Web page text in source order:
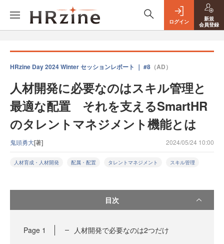
ログイン
新規
会員登録
HRzine Day 2024 Winter セッションレポート ｜ #8 （AD）
人材開発に必要なのはスキル管理と
最適な配置 それを支えるSmartHR
のタレントマネジメント機能とは
鬼頭勇大[著] 2024/05/24 10:00
人材育成・人材開発 配属・配置 タレントマネジメント スキル管理
目次
Page 1 人材開発で必要なのは2つだけ